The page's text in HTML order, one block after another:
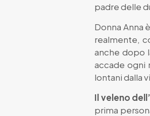
padre delle
Donna Anna
realmente,
anche dopo
accade ogni
lontani dalla
Il veleno
prima